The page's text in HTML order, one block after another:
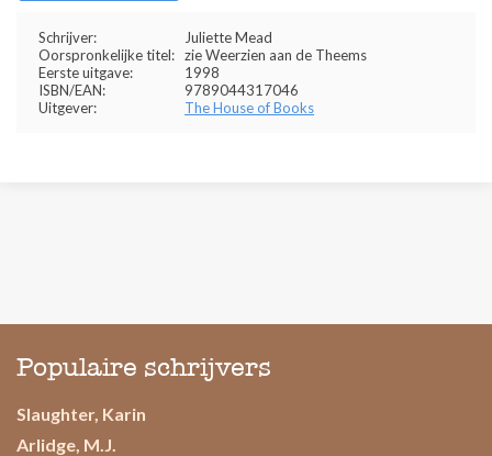
Schrijver:
Juliette Mead
Oorspronkelijke titel: zie Weerzien aan de Theems
Eerste uitgave:
1998
ISBN/EAN:
9789044317046
Uitgever:
The House of Books
Populaire schrijvers
Slaughter, Karin
Arlidge, M.J.